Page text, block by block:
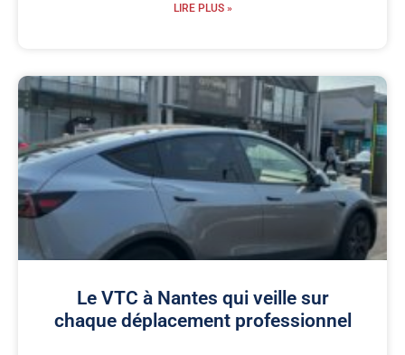
LIRE PLUS »
Le VTC à Nantes qui veille sur
chaque déplacement professionnel